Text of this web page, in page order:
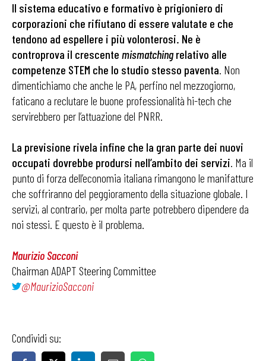
Il sistema educativo e formativo è prigioniero di
corporazioni che rifiutano di essere valutate e che
tendono ad espellere i più volonterosi. Ne è
controprova il crescente mismatchingrelativo alle
competenze STEM che lo studio stesso paventa. Non
dimentichiamo che anche le PA, perfino nel mezzogiorno,
faticano a reclutare le buone professionalità hi-tech che
servirebbero per l’attuazione del PNRR.
La previsione rivela infine che la gran parte dei nuovi
occupati dovrebbe prodursi nell’ambito dei servizi. Ma il
punto di forza dell’economia italiana rimangono le manifatture
che soffriranno del peggioramento della situazione globale. I
servizi, al contrario, per molta parte potrebbero dipendere da
noi stessi. E questo è il problema.
Maurizio Sacconi
Chairman ADAPT Steering Committee
@MaurizioSacconi
Condividi su: